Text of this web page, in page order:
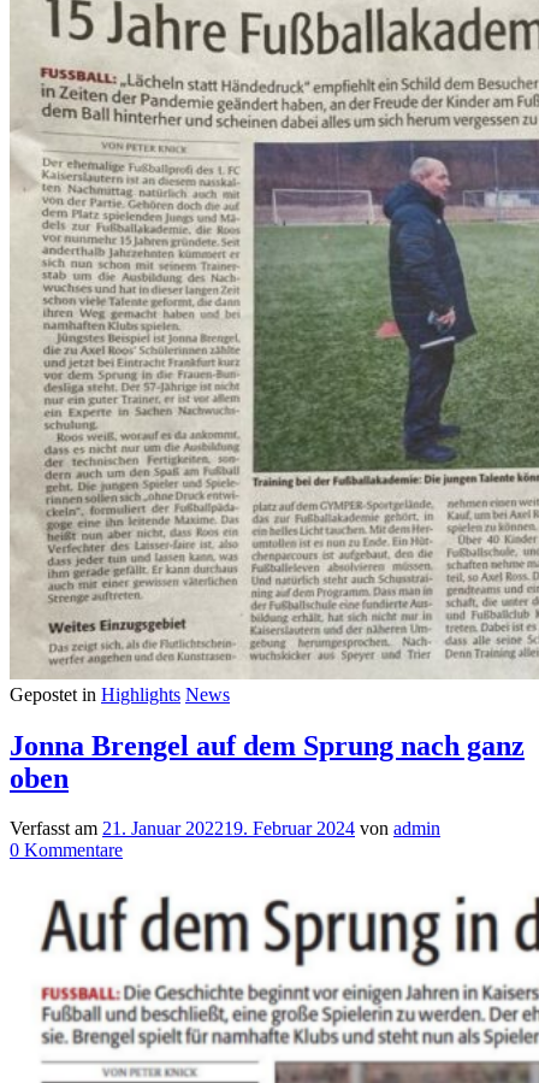
Jahre
Axel
Roos
Fussballschule
Gepostet in Highlights News
Jonna Brengel auf dem Sprung nach ganz
oben
Verfasst am 21. Januar 202219. Februar 2024 von admin
0 Kommentarezu
Brengel
auf
dem
Sprung
nach
ganz
oben